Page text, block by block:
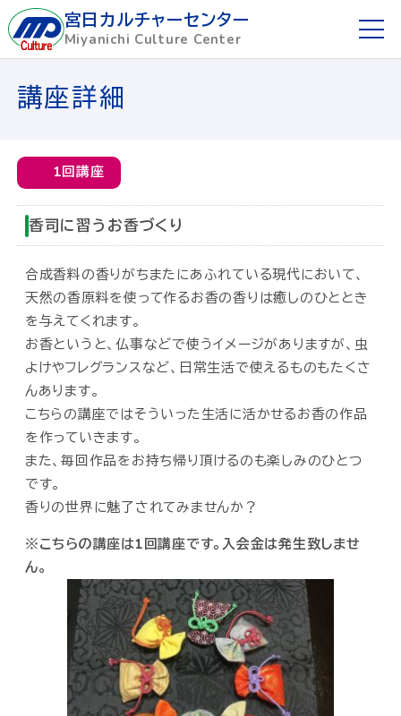
宮日カルチャーセンター
Miyanichi Culture Center
ホーム
お申し込み方法
講座を探す
講師募集
懇話会
宮日めばえ教室
講座詳細
1回講座
香司に習うお香づくり
合成香料の香りがちまたにあふれている現代において、
天然の香原料を使って作るお香の香りは癒しのひととき
を与えてくれます。
お香というと、仏事などで使うイメージがありますが、虫
よけやフレグランスなど、日常生活で使えるものもたくさ
んあります。
こちらの講座ではそういった生活に活かせるお香の作品
を作っていきます。
また、毎回作品をお持ち帰り頂けるのも楽しみのひとつ
です。
香りの世界に魅了されてみませんか？
※こちらの講座は1回講座です。入会金は発生致しませ
ん。